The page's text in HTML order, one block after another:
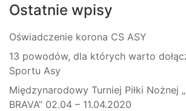
Ostatnie wpisy
Oświadczenie korona CS ASY
13 powodów, dla których warto
Sportu Asy
Międzynarodowy Turniej Piłki Nożnej
BRAVA” 02.04 – 11.04.2020